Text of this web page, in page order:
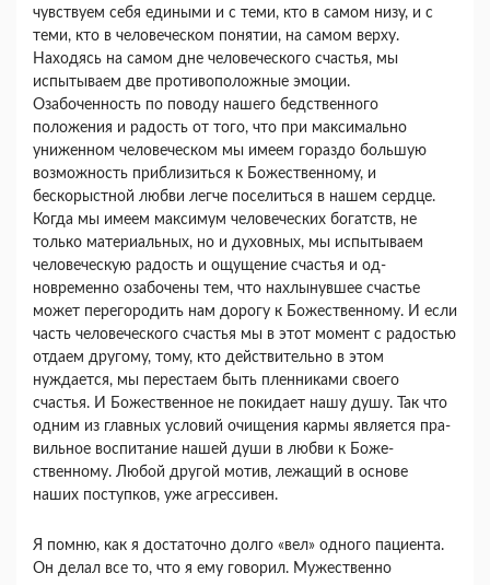
чувствуем себя едиными и с теми, кто в самом низу, и с
теми, кто в человече­ском понятии, на самом верху.
Находясь на самом дне человеческого счастья, мы
испытываем две противоположные эмоции.
Озабоченность по по­воду нашего бедственного
положения и радость от того, что при максимально
униженном человече­ском мы имеем гораздо большую
возможность приблизиться к Божественному, и
бескорыстной любви легче поселиться в нашем сердце.
Когда мы имеем максимум человеческих богатств, не
только материальных, но и духовных, мы испытываем
человеческую радость и ощущение счастья и од­
новременно озабочены тем, что нахлынувшее счастье
может перегородить нам дорогу к Божест­венному. И если
часть человеческого счастья мы в этот момент с радостью
отдаем другому, тому, кто действительно в этом
нуждается, мы переста­ем быть пленниками своего
счастья. И Божествен­ное не покидает нашу душу. Так что
одним из главных условий очищения кармы является пра­
вильное воспитание нашей души в любви к Боже­
ственному. Любой другой мотив, лежащий в основе
наших поступков, уже агрес­сивен.
Я помню, как я достаточно долго «вел» одного пациента.
Он делал все то, что я ему говорил. Му­жественно